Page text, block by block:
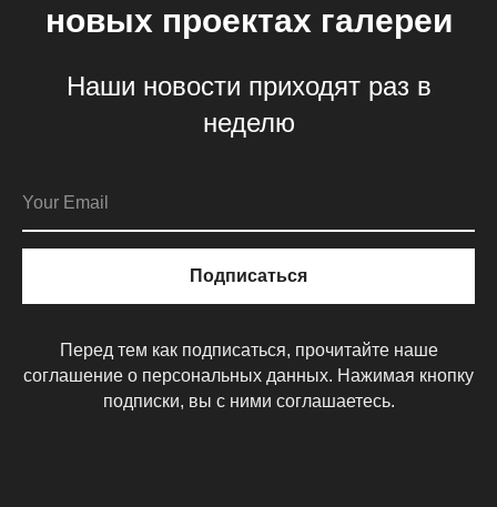
новых проектах галереи
Наши новости приходят раз в
неделю
Подписаться
Перед тем как подписаться, прочитайте наше
соглашение о персональных данных. Нажимая кнопку
подписки, вы с ними соглашаетесь.